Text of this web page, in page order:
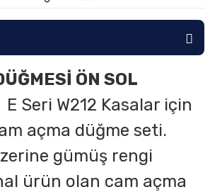
ÖN SOL
Seri W212 Kasalar için
açma düğme seti.
gümüş rengi
ürün olan cam açma